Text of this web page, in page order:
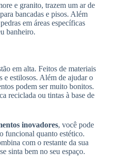
e granito, trazem um ar de
bancadas e pisos. Além
em áreas específicas
banheiro.
em alta. Feitos de materiais
e estilosos. Além de ajudar o
podem ser muito bonitos.
reciclada ou tintas à base de
inovadores, você pode
funcional quanto estético.
com o restante da sua
sinta bem no seu espaço.